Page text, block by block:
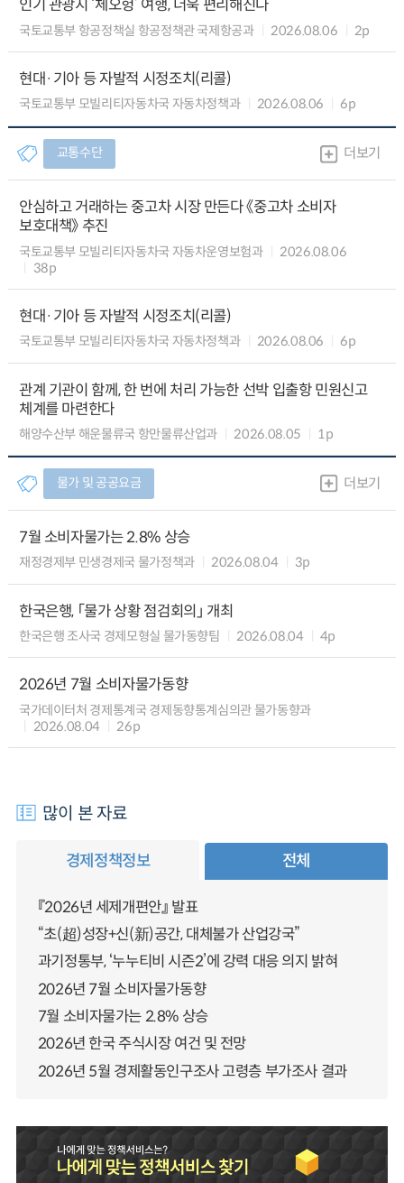
인기 관광지 ‘체오헝’ 여행, 더욱 편리해진다
국토교통부 항공정책실 항공정책관 국제항공과 2026.08.06 2p
현대·기아 등 자발적 시정조치(리콜)
국토교통부 모빌리티자동차국 자동차정책과 2026.08.06 6p
교통수단 더보기
안심하고 거래하는 중고차 시장 만든다 《중고차 소비자
보호대책》 추진
국토교통부 모빌리티자동차국 자동차운영보험과
2026.08.06
38p
현대·기아 등 자발적 시정조치(리콜)
국토교통부 모빌리티자동차국 자동차정책과 2026.08.06 6p
관계 기관이 함께, 한 번에 처리 가능한 선박 입출항 민원신고
체계를 마련한다
해양수산부 해운물류국 항만물류산업과 2026.08.05 1p
물가 및 공공요금 더보기
7월 소비자물가는 2.8% 상승
재정경제부 민생경제국 물가정책과 2026.08.04 3p
한국은행, 「물가 상황 점검회의」 개최
한국은행 조사국 경제모형실 물가동향팀 2026.08.04 4p
2026년 7월 소비자물가동향
국가데이터처 경제통계국 경제동향통계심의관 물가동향과
2026.08.04
26p
많이 본 자료
경제정책정보 전체
『2026년 세제개편안』 발표
“초(超)성장+신(新)공간, 대체불가 산업강국”
과기정통부, ‘누누티비 시즌2’에 강력 대응 의지 밝혀
2026년 7월 소비자물가동향
7월 소비자물가는 2.8% 상승
2026년 한국 주식시장 여건 및 전망
2026년 5월 경제활동인구조사 고령층 부가조사 결과